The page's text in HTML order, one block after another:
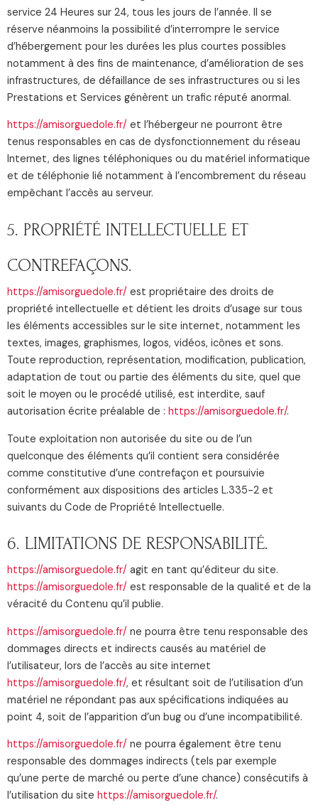
service 24 Heures sur 24, tous les jours de l’année. Il se
réserve néanmoins la possibilité d’interrompre le service
d’hébergement pour les durées les plus courtes possibles
notamment à des fins de maintenance, d’amélioration de ses
infrastructures, de défaillance de ses infrastructures ou si les
Prestations et Services génèrent un trafic réputé anormal.
https://amisorguedole.fr/ et l’hébergeur ne pourront être
tenus responsables en cas de dysfonctionnement du réseau
Internet, des lignes téléphoniques ou du matériel informatique
et de téléphonie lié notamment à l’encombrement du réseau
empêchant l’accès au serveur.
5. PROPRIÉTÉ INTELLECTUELLE ET
CONTREFAÇONS.
https://amisorguedole.fr/ est propriétaire des droits de
propriété intellectuelle et détient les droits d’usage sur tous
les éléments accessibles sur le site internet, notamment les
textes, images, graphismes, logos, vidéos, icônes et sons.
Toute reproduction, représentation, modification, publication,
adaptation de tout ou partie des éléments du site, quel que
soit le moyen ou le procédé utilisé, est interdite, sauf
autorisation écrite préalable de : https://amisorguedole.fr/.
Toute exploitation non autorisée du site ou de l’un
quelconque des éléments qu’il contient sera considérée
comme constitutive d’une contrefaçon et poursuivie
conformément aux dispositions des articles L.335-2 et
suivants du Code de Propriété Intellectuelle.
6. LIMITATIONS DE RESPONSABILITÉ.
https://amisorguedole.fr/ agit en tant qu’éditeur du site.
https://amisorguedole.fr/ est responsable de la qualité et de la
véracité du Contenu qu’il publie.
https://amisorguedole.fr/ ne pourra être tenu responsable des
dommages directs et indirects causés au matériel de
l’utilisateur, lors de l’accès au site internet
https://amisorguedole.fr/, et résultant soit de l’utilisation d’un
matériel ne répondant pas aux spécifications indiquées au
point 4, soit de l’apparition d’un bug ou d’une incompatibilité.
https://amisorguedole.fr/ ne pourra également être tenu
responsable des dommages indirects (tels par exemple
qu’une perte de marché ou perte d’une chance) consécutifs à
l’utilisation du site https://amisorguedole.fr/.